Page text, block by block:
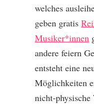
welches
geben gratis
Musiker*innen
andere feiern
entsteht eine
Möglichkeiten
nicht-physische